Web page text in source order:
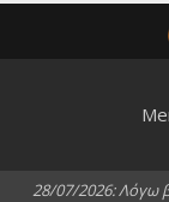
28/07/2026:Λόγω